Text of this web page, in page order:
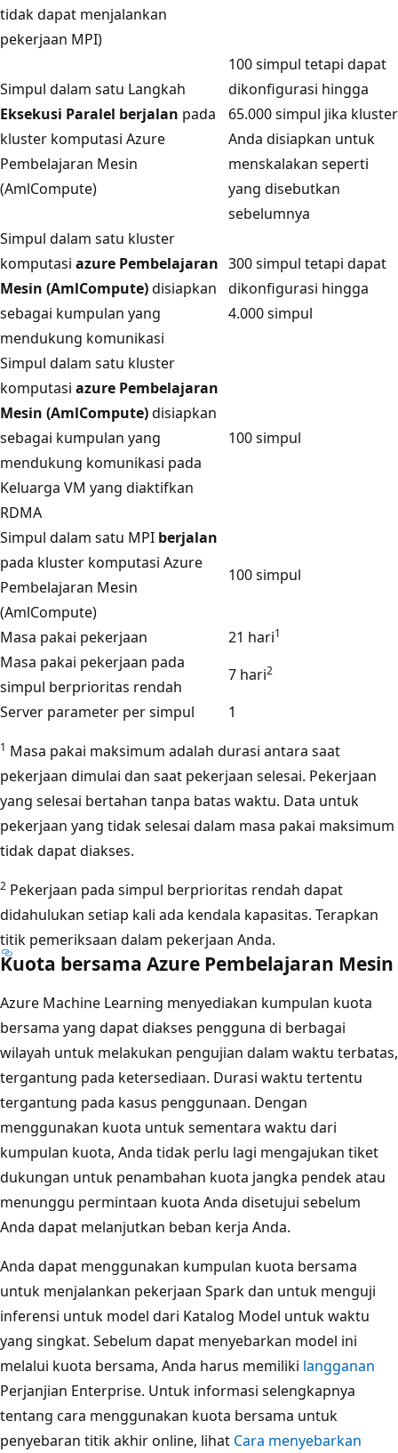
tidak dapat menjalankan
pekerjaan MPI)
Simpul dalam satu Langkah
Eksekusi Paralel berjalan pada
kluster komputasi Azure
Pembelajaran Mesin
(AmlCompute)
100 simpul tetapi dapat
dikonfigurasi hingga
65.000 simpul jika kluster
Anda disiapkan untuk
menskalakan seperti
yang disebutkan
sebelumnya
Simpul dalam satu kluster
komputasi azure Pembelajaran
Mesin (AmlCompute)disiapkan
sebagai kumpulan yang
mendukung komunikasi
300 simpul tetapi dapat
dikonfigurasi hingga
4.000 simpul
Simpul dalam satu kluster
komputasi azure Pembelajaran
Mesin (AmlCompute)disiapkan
sebagai kumpulan yang
mendukung komunikasi pada
Keluarga VM yang diaktifkan
RDMA
100 simpul
Simpul dalam satu MPI berjalan
pada kluster komputasi Azure
Pembelajaran Mesin
(AmlCompute)
100 simpul
Masa pakai pekerjaan 21 hari1
Masa pakai pekerjaan pada
simpul berprioritas rendah
7 hari2
Server parameter per simpul 1
1 Masa pakai maksimum adalah durasi antara saat
pekerjaan dimulai dan saat pekerjaan selesai. Pekerjaan
yang selesai bertahan tanpa batas waktu. Data untuk
pekerjaan yang tidak selesai dalam masa pakai maksimum
tidak dapat diakses.
2 Pekerjaan pada simpul berprioritas rendah dapat
didahulukan setiap kali ada kendala kapasitas. Terapkan
titik pemeriksaan dalam pekerjaan Anda.
Kuota bersama Azure Pembelajaran Mesin
Azure Machine Learning menyediakan kumpulan kuota
bersama yang dapat diakses pengguna di berbagai
wilayah untuk melakukan pengujian dalam waktu terbatas,
tergantung pada ketersediaan. Durasi waktu tertentu
tergantung pada kasus penggunaan. Dengan
menggunakan kuota untuk sementara waktu dari
kumpulan kuota, Anda tidak perlu lagi mengajukan tiket
dukungan untuk penambahan kuota jangka pendek atau
menunggu permintaan kuota Anda disetujui sebelum
Anda dapat melanjutkan beban kerja Anda.
Anda dapat menggunakan kumpulan kuota bersama
untuk menjalankan pekerjaan Spark dan untuk menguji
inferensi untuk model dari Katalog Model untuk waktu
yang singkat. Sebelum dapat menyebarkan model ini
melalui kuota bersama, Anda harus memiliki langganan
Perjanjian Enterprise. Untuk informasi selengkapnya
tentang cara menggunakan kuota bersama untuk
penyebaran titik akhir online, lihat Cara menyebarkan